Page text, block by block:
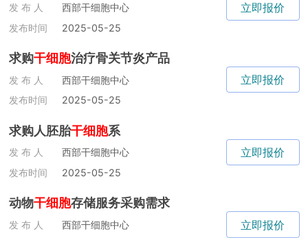
发 布 人
西部干细胞中心
发布时间
2025-05-25
立即报价
求购干细胞治疗骨关节炎产品
发 布 人
西部干细胞中心
发布时间
2025-05-25
立即报价
求购人胚胎干细胞系
发 布 人
西部干细胞中心
发布时间
2025-05-25
立即报价
动物干细胞存储服务采购需求
发 布 人
西部干细胞中心
立即报价